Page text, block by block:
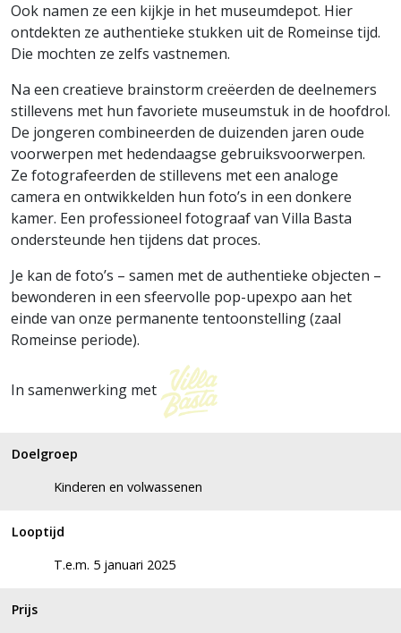
Ook namen ze een kijkje in het museumdepot. Hier
ontdekten ze authentieke stukken uit de Romeinse tijd.
Die mochten ze zelfs vastnemen.
Na een creatieve brainstorm creëerden de deelnemers
stillevens met hun favoriete museumstuk in de hoofdrol.
De jongeren combineerden de duizenden jaren oude
voorwerpen met hedendaagse gebruiksvoorwerpen.
Ze fotografeerden de stillevens met een analoge
camera en ontwikkelden hun foto’s in een donkere
kamer. Een professioneel fotograaf van Villa Basta
ondersteunde hen tijdens dat proces.
Je kan de foto’s – samen met de authentieke objecten –
bewonderen in een sfeervolle pop-upexpo aan het
einde van onze permanente tentoonstelling (zaal
Romeinse periode).
In samenwerking met
Doelgroep
Kinderen en volwassenen
Looptijd
T.e.m. 5 januari 2025
Prijs